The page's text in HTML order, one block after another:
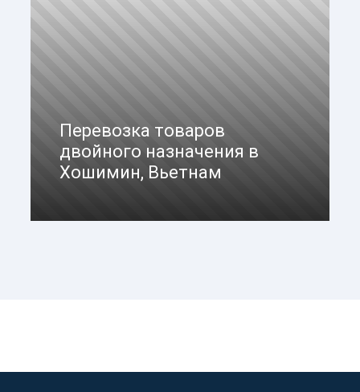
Перевозка товаров
двойного назначения в
Хошимин, Вьетнам